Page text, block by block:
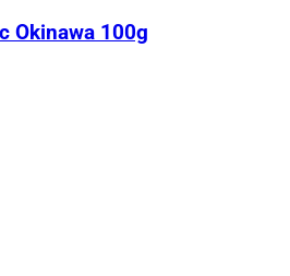
Okinawa 100g